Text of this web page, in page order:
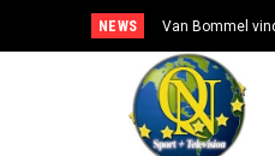
NEWS Van Bommel